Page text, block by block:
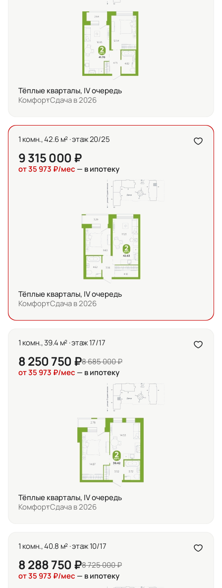
Тёплые кварталы, IV очередь
КомфортСдача в 2026
1 комн., 42.6 м² · этаж 20/25
9 315 000 ₽
от 35 973 ₽/мес — в ипотеку
Тёплые кварталы, IV очередь
КомфортСдача в 2026
1 комн., 39.4 м² · этаж 17/17
8 250 750 ₽8 685 000 ₽
от 35 973 ₽/мес — в ипотеку
Тёплые кварталы, IV очередь
КомфортСдача в 2026
1 комн., 40.8 м² · этаж 10/17
8 288 750 ₽8 725 000 ₽
от 35 973 ₽/мес — в ипотеку